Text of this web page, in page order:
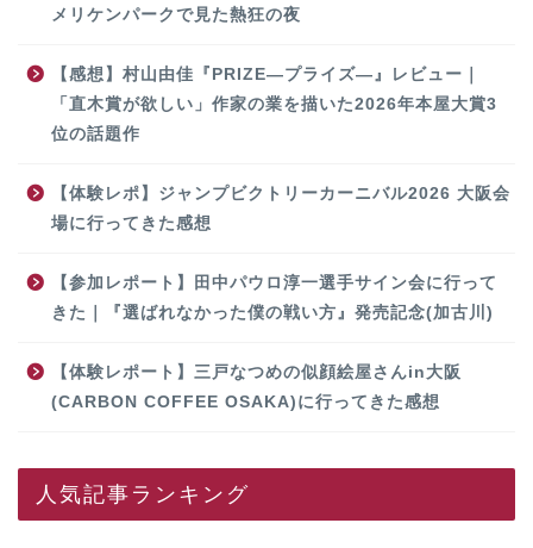
メリケンパークで見た熱狂の夜
【感想】村山由佳『PRIZE―プライズ―』レビュー｜
「直木賞が欲しい」作家の業を描いた2026年本屋大賞3
位の話題作
【体験レポ】ジャンプビクトリーカーニバル2026 大阪会
場に行ってきた感想
【参加レポート】田中パウロ淳一選手サイン会に行って
きた｜『選ばれなかった僕の戦い方』発売記念(加古川)
【体験レポート】三戸なつめの似顔絵屋さんin大阪
(CARBON COFFEE OSAKA)に行ってきた感想
人気記事ランキング